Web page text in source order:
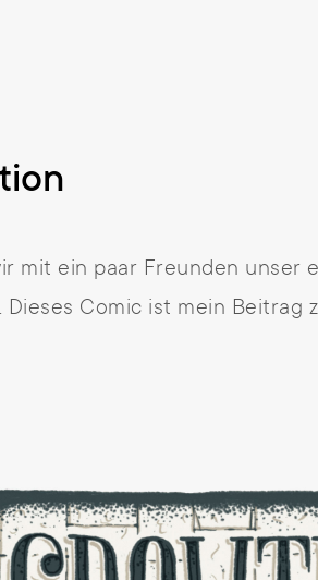
mit ein paar Freunden unser
Comic ist mein Beitrag